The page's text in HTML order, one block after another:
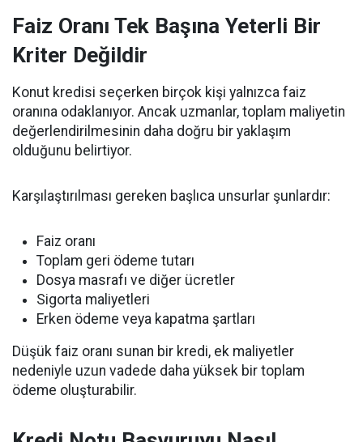
Faiz Oranı Tek Başına Yeterli Bir
Kriter Değildir
Konut kredisi seçerken birçok kişi yalnızca faiz
oranına odaklanıyor. Ancak uzmanlar, toplam maliyetin
değerlendirilmesinin daha doğru bir yaklaşım
olduğunu belirtiyor.
Karşılaştırılması gereken başlıca unsurlar şunlardır:
Faiz oranı
Toplam geri ödeme tutarı
Dosya masrafı ve diğer ücretler
Sigorta maliyetleri
Erken ödeme veya kapatma şartları
Düşük faiz oranı sunan bir kredi, ek maliyetler
nedeniyle uzun vadede daha yüksek bir toplam
ödeme oluşturabilir.